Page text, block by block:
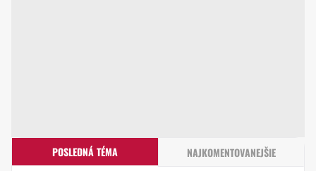
POSLEDNÁ TÉMA NAJKOMENTOVANEJŠIE